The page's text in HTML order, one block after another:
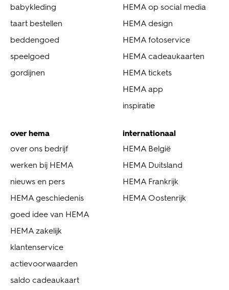
babykleding
taart bestellen
beddengoed
speelgoed
gordijnen
HEMA op social media
HEMA design
HEMA fotoservice
HEMA cadeaukaarten
HEMA tickets
HEMA app
inspiratie
over hema
over ons bedrijf
werken bij HEMA
nieuws en pers
HEMA geschiedenis
goed idee van HEMA
HEMA zakelijk
klantenservice
actievoorwaarden
saldo cadeaukaart
internationaal
HEMA België
HEMA Duitsland
HEMA Frankrijk
HEMA Oostenrijk